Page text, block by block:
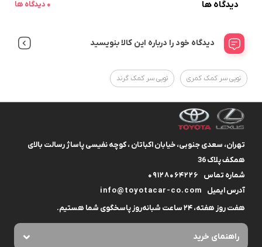
دیدگاه ها 0 دیدگاه ها
دیدگاه خود را درباره این کالا بنویسید
توپی سر کمک کمری توپی سر کمک گرند
تهران، سعدی جنوبی، خیابان اکباتان ، کوچه نفیسی پاساژ رسالت بالای
همکف پلاک 36
شماره تماس
09128064226
آدرس ایمیل
info@toyotacar-co.com
هفت روز هفته، ۲۴ ساعت شبانه‌روز پاسخگوی شما هستیم.
راهنمای خرید